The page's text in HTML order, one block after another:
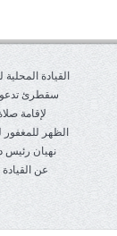
‏القيادة
سقطرئ تدعو
لإقامة
الظهر للمغفور
نهيان رئيس
عن